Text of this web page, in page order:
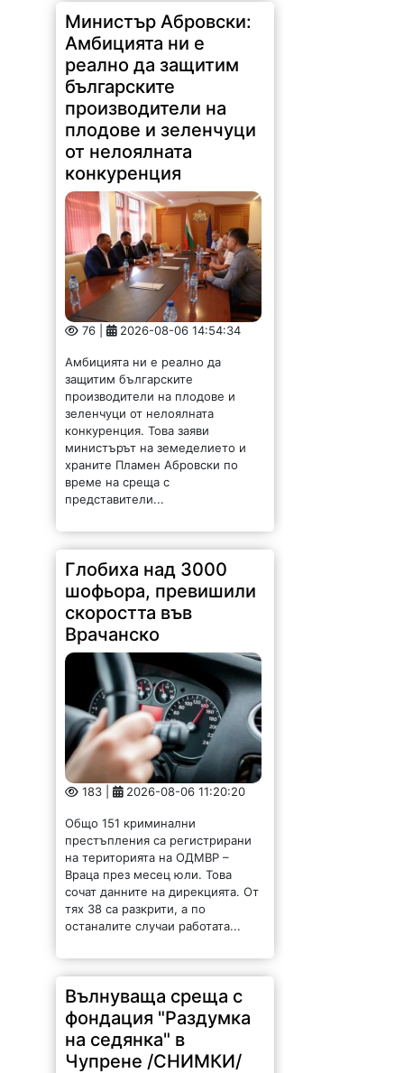
76 | 2026-08-06 14:54:34
Амбицията ни е реално да
защитим българските
производители на плодове и
зеленчуци от нелоялната
конкуренция. Това заяви
министърът на земеделието и
храните Пламен Абровски по
време на среща с
представители...
Глобиха над 3000
шофьора, превишили
скоростта във
Врачанско
183 | 2026-08-06 11:20:20
Общо 151 криминални
престъпления са регистрирани
на територията на ОДМВР –
Враца през месец юли. Това
сочат данните на дирекцията. От
тях 38 са разкрити, а по
останалите случаи работата...
Вълнуваща среща с
фондация "Раздумка
на седянка" в
Чупрене /СНИМКИ/
133 | 2026-08-06 11:06:50
В читалище "Христо Ботев" в
село Чупрене се проведе
вълнуваща среща с етнолога и
основател на фондация "Раздумка